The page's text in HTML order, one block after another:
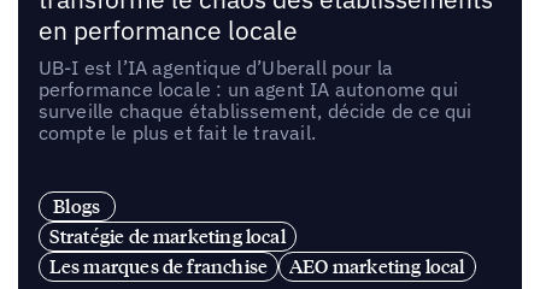
en performance locale
UB-I est l’IA agentique d’Uberall pour la
performance locale : un agent IA autonome qui
surveille chaque établissement, décide de ce qui
compte le plus et fait le travail.
Blogs
Stratégie de marketing local
Les marques de franchise
AEO marketing local